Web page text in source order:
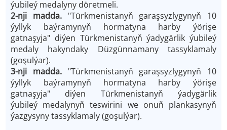
ýubileý medalyny döretmeli.
2-nji madda."Türkmenistanyň garaşsyzlygynyň 10
ýyllyk baýramynyň hormatyna harby ýörişe
gatnaşyja" diýen Türkmenistanyň ýadygärlik ýubileý
medaly hakyndaky Düzgünnamany tassyklamaly
(goşulýar).
3-nji madda."Türkmenistanyň garaşsyzlygynyň 10
ýyllyk baýramynyň hormatyna harby ýörişe
gatnaşyja" diýen Türkmenistanyň ýadygärlik
ýubileý medalynyň teswirini we onuň plankasynyň
ýazgysyny tassyklamaly (goşulýar).